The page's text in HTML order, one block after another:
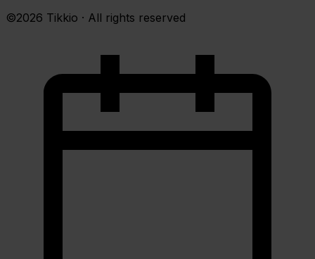
©2026 Tikkio · All rights reserved